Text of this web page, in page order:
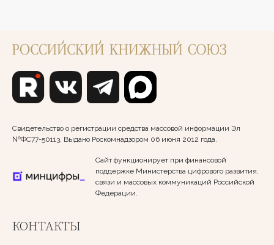
Свидетельство о регистрации средства массовой информации Эл
№ФС77-50113. Выдано Роскомнадзором 06 июня 2012 года.
Сайт функционирует при финансовой
поддержке Министерства цифрового развития,
связи и массовых коммуникаций Российской
Федерации.
КОНТАКТЫ